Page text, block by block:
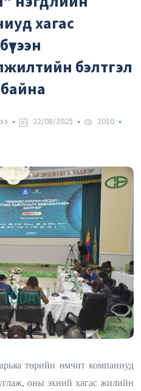
хагас
бэлтгэл
22/08/2025
2010
төрийн өмчит компаниуд
оны эхний хагас жилийн